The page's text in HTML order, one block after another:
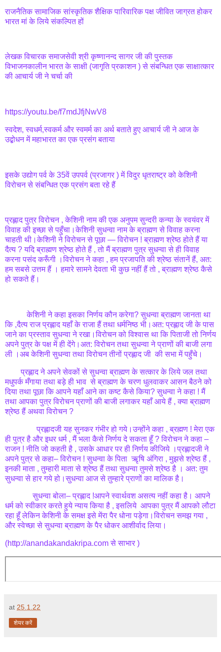
राजनैतिक सामाजिक सांस्कृतिक शैक्षिक पारिवारिक पक्ष जीवित जाग्रत होकर
भारत मां के लिये संकल्पित हों
लेखक विचारक समाजसेवी श्री कृष्णानन्द सागर जी की पुस्तक
विभाजनकालीन भारत के साक्षी (जागृति प्रकाशन ) से संबन्धित एक साक्षात्कार
की आचार्य जी ने चर्चा की
https://youtu.be/f7mdJfjNwV8
स्वदेश, स्वधर्म,स्वकर्म और स्वमर्म का अर्थ बताते हुए आचार्य जी ने आज के
उद्बोधन में महाभारत का एक प्रसंग बताया
इसके उद्योग पर्व के 35वें उपपर्व (प्रजागर ) में विदुर धृतराष्ट्र को केशिनी
विरोचन से संबन्धित एक प्रसंग बता रहे हैं
प्रह्लाद पुत्र विरोचन , केशिनी नाम की एक अनुपम सुन्दरी कन्या के स्वयंवर में
विवाह की इच्छा से पहुँचा।केशिनी सुधन्वा नाम के ब्राह्मण से विवाह करना
चाहती थी।केशिनी ने विरोचन से पूछा — विरोचन ! ब्राह्मण श्रेष्ठ होते हैं या
दैत्य ? यदि ब्राह्मण श्रेष्ठ होते हैं , तो मैं ब्राह्मण पुत्र सुधन्वा से ही विवाह
करना पसंद करूँगी ।विरोचन ने कहा , हम प्रजापति की श्रेष्ठ संतानें हैं, अत:
हम सबसे उत्तम हैं । हमारे सामने देवता भी कुछ नहीं हैं तो , ब्राह्मण श्रेष्ठ कैसे
हो सकते हैं।
केशिनी ने कहा इसका निर्णय कौन करेगा? सुधन्वा ब्राह्मण जानता था
कि ,दैत्य राज प्रह्लाद यहाँ के राजा हैं तथा धर्मनिष्ठ भी।अत: प्रह्लाद जी के पास
जाने का प्रस्ताव सुधन्वा ने रखा।विरोचन को विश्वास था कि पिताजी तो निर्णय
अपने पुत्र के पक्ष में ही देंगे।अत: विरोचन तथा सुधन्वा ने प्राणों की बाजी लगा
ली ।अब केशिनी सुधन्वा तथा विरोचन तीनों प्रह्लाद जी की सभा में पहुँचे।
प्रह्लाद ने अपने सेवकों से सुधन्वा ब्राह्मण के सत्कार के लिये जल तथा
मधुपर्क मँगाया तथा बड़े ही भाव से ब्राह्मण के चरण धुलवाकर आसन बैठने को
दिया तथा पूछा कि आपने यहाँ आने का कष्ट कैसे किया? सुधन्वा ने कहा ! मैं
तथा आपका पुत्र विरोचन प्राणों की बाजी लगाकर यहाँ आये हैं , क्या ब्राह्मण
श्रेष्ठ हैं अथवा विरोचन ?
प्रह्लादजी यह सुनकर गंभीर हो गये।उन्होंने कहा , ब्रह्मण ! मेरा एक
ही पुत्र है और इधर धर्म , मैं भला कैसे निर्णय दे सकता हूँ ? विरोचन ने कहा –
राजन ! नीति जो कहती है , उसके आधार पर ही निर्णय कीजिये ।प्रह्लादजी ने
अपने पुत्र से कहा– विरोचन ! सुधन्वा के पिता ऋृषि अंगिरा , मुझसे श्रेष्ठ हैं ,
इनकी माता , तुम्हारी माता से श्रेष्ठ हैं तथा सुधन्वा तुमसे श्रेष्ठ है । अत: तुम
सुधन्वा से हार गये हो।सुधन्वा आज से तुम्हारे प्राणों का मालिक है।
सुधन्वा बोला– प्रह्लाद !आपने स्वार्थवश असत्य नहीं कहा है। आपने
धर्म को स्वीकार करते हुये न्याय किया है , इसलिये आपका पुत्र मैं आपको लौटा
रहा हूँ लेकिन केशिनी के समक्ष इसे मेंरा पैर धोना पड़ेगा।विरोचन समझ गया ,
और स्वेच्छा से सुधन्वा ब्राह्मण के पैर धोकर आशीर्वाद लिया।
(http://anandakandakripa.com से साभार )
at 25.1.22
शेयर करें